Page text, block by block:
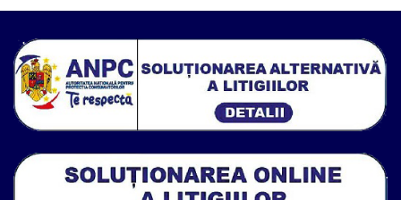
fost:
7,800.00 lei.